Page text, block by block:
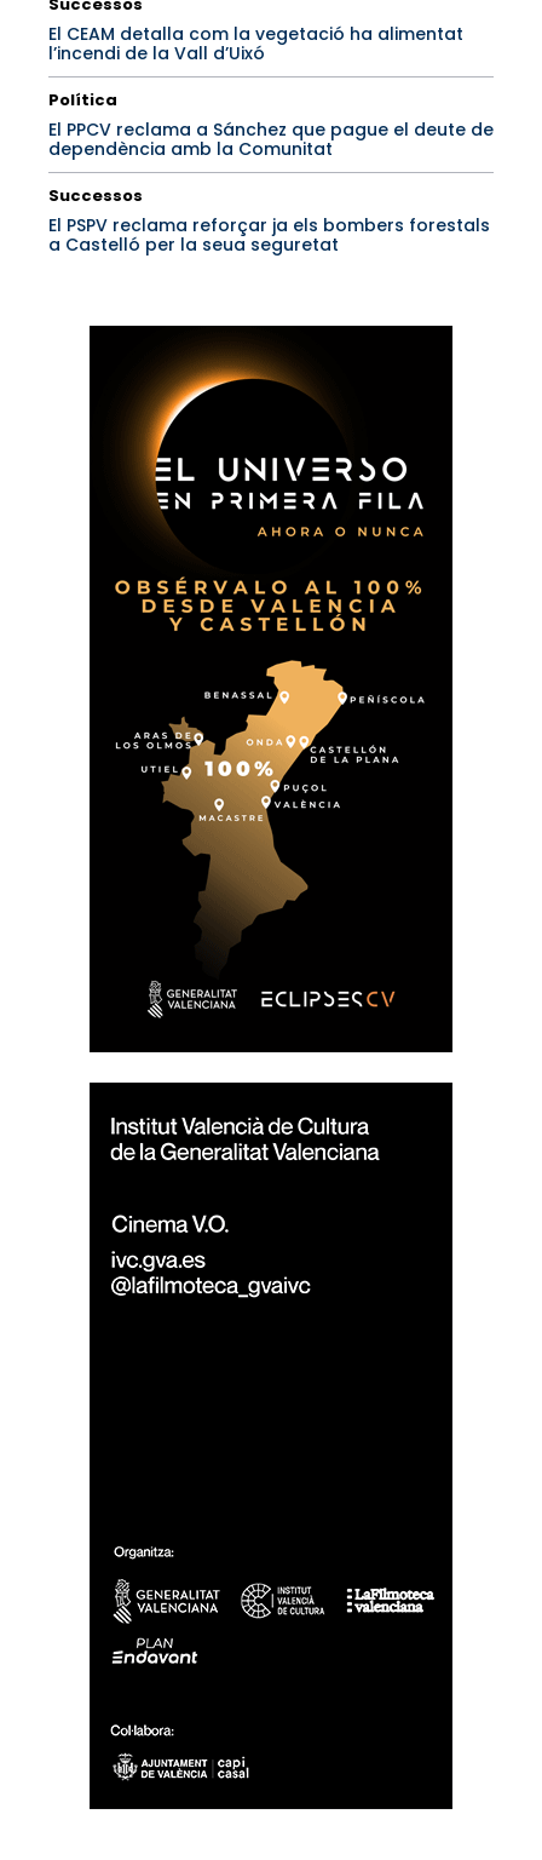
Successos
El CEAM detalla com la vegetació ha alimentat
l’incendi de la Vall d’Uixó
Política
El PPCV reclama a Sánchez que pague el deute de
dependència amb la Comunitat
Successos
El PSPV reclama reforçar ja els bombers forestals
a Castelló per la seua seguretat